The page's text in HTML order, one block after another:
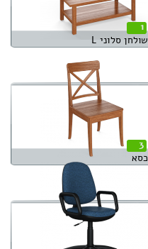
1
שולחן סלוני L
3
כסא